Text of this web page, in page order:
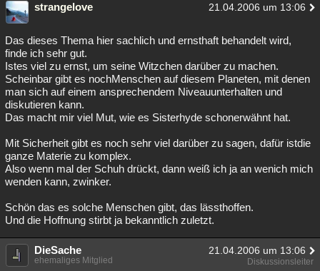
strangelove 21.04.2006 um 13:06
Das dieses Thema hier sachlich und ernsthaft behandelt wird,
finde ich sehr gut.
Istes viel zu ernst, um seine Witzchen darüber zu machen.
Scheinbar gibt es nochMenschen auf diesem Planeten, mit denen
man sich auf einem ansprechendem Niveauunterhalten und
diskutieren kann.
Das macht mir viel Mut, wie es Sisterhyde schonerwähnt hat.
Mit Sicherheit gibt es noch sehr viel darüber zu sagen, dafür istdie
ganze Materie zu komplex.
Also wenn mal der Schuh drückt, dann weiß ich ja an wenich mich
wenden kann, zwinker.
Schön das es solche Menschen gibt, das lässthoffen.
Und die Hoffnung stirbt ja bekanntlich zuletzt.
DieSache 21.04.2006 um 13:06
ehemaliges Mitglied Diskussionsleiter